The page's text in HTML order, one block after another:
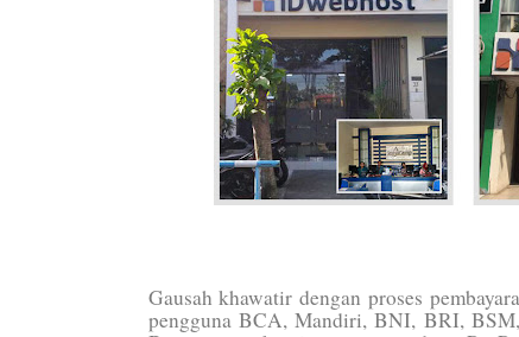
Gausah khawatir dengan proses
pengguna BCA, Mandiri, BNI, BRI,